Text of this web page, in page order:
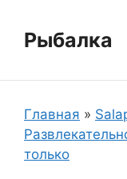
содержимому
Рыбалка
Главная »
только